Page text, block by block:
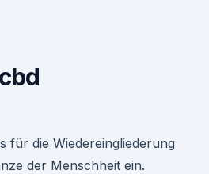
für die Wiedereingliederung
der Menschheit ein.